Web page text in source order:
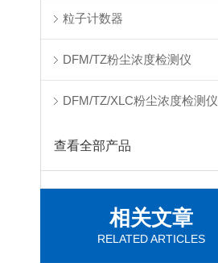
粒子计数器
DFM/TZ粉尘浓度检测仪
DFM/TZ/XLC粉尘浓度检测仪
查看全部产品
相关文章
RELATED ARTICLES